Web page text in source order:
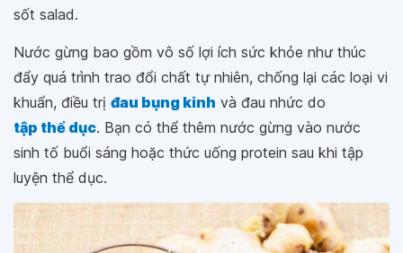
sốt salad.
Nước gừng bao gồm vô số lợi ích sức khỏe như thúc
đẩy quá trình trao đổi chất tự nhiên, chống lại các loại vi
khuẩn, điều trị đau bụng kinh và đau nhức do
tập thể dục. Bạn có thể thêm nước gừng vào nước
sinh tố buổi sáng hoặc thức uống protein sau khi tập
luyện thể dục.